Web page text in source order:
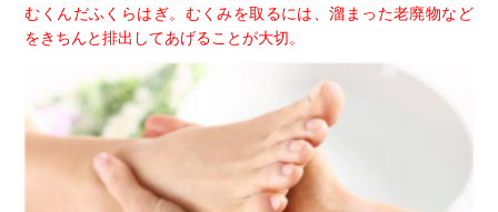
むくんだふくらはぎ。むくみを取るには、溜まった老廃物など
をきちんと排出してあげることが大切。